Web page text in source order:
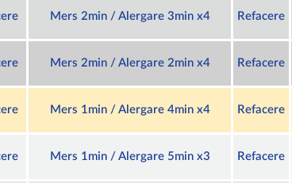
Mers 2min / Alergare 3min x4 Refacere
Mers 2min / Alergare 2min x4 Refacere
Mers 1min / Alergare 4min x4 Refacere
Mers 1min / Alergare 5min x3 Refacere